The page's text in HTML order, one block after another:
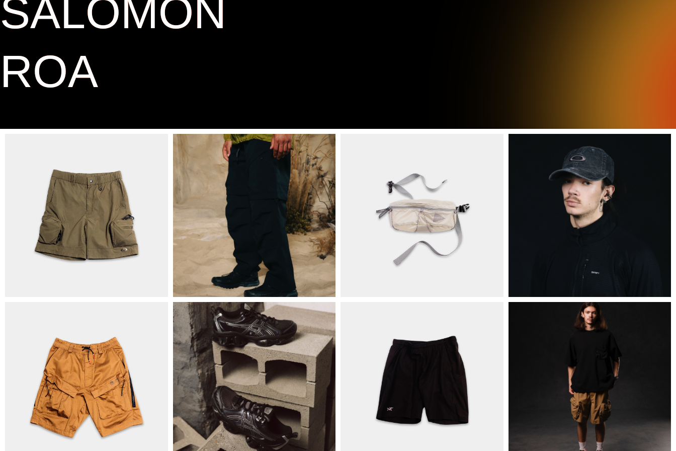
ПРО НАС
КОНТАКТИ
ОБМІН ТА
ПОВЕРНЕННЯ
ОПЛАТА ТА ДОСТАВКА
+38 063 502 60 83
КИЇВ, ВАЛЕРІЯ ЛОБАНОВСЬКОГО
9/1
ORDER@DISTANCE.COM.UA
@DISTANCE_UA